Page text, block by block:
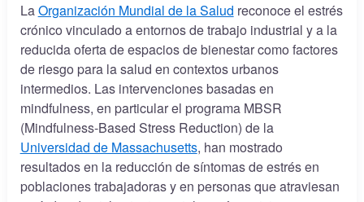
LaOrganización Mundial de la Salud reconoce el estrés
crónico vinculado a entornos de trabajo industrial y a la
reducida oferta de espacios de bienestar como factores
de riesgo para la salud en contextos urbanos
intermedios. Las intervenciones basadas en
mindfulness, en particular el programa MBSR
(Mindfulness-Based Stress Reduction) de la
Universidad de Massachusetts, han mostrado
resultados en la reducción de síntomas de estrés en
poblaciones trabajadoras y en personas que atraviesan